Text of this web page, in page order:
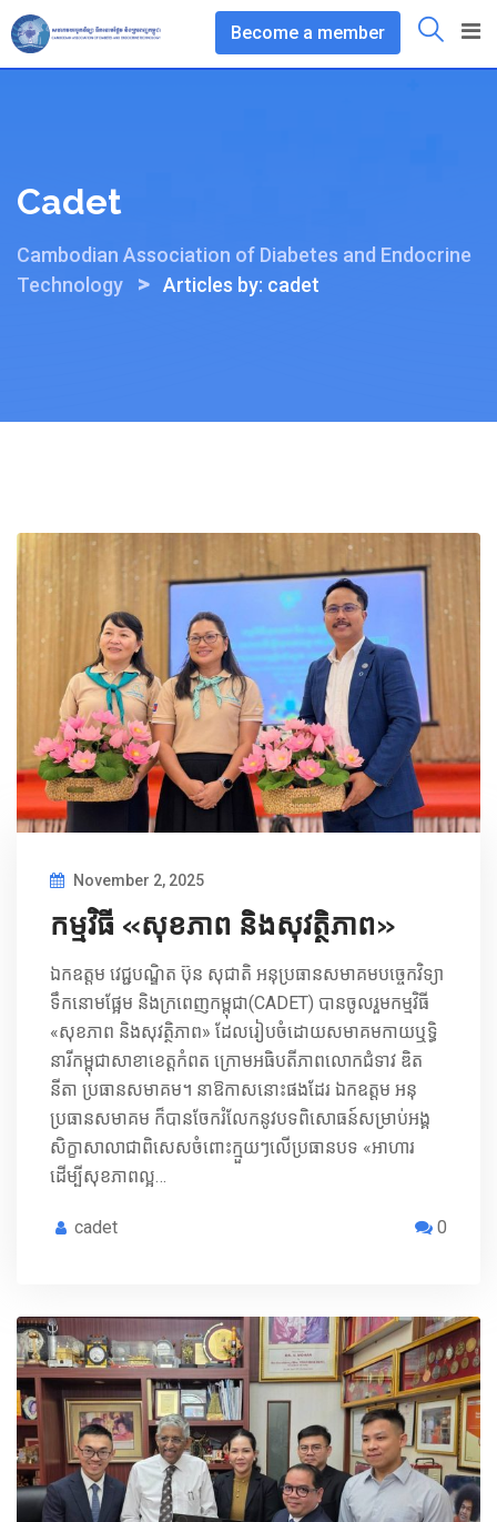
Skip
to
content
Become a member
Cadet
Cambodian Association of Diabetes and Endocrine
Technology
> Articles by: cadet
November 2, 2025
កម្មវិធី «សុខភាព និងសុវត្ថិភាព»
ឯកឧត្តម វេជ្ជបណ្ឌិត ប៊ុន សុជាតិ អនុប្រធានសមាគមបច្ចេកវិទ្យា
ទឹកនោមផ្អែម និងក្រពេញកម្ពុជា(CADET) បានចូលរួមកម្មវិធី
«សុខភាព និងសុវត្ថិភាព» ដែលរៀបចំដោយសមាគមកាយឬទ្ធិ
នារីកម្ពុជាសាខាខេត្តកំពត ក្រោមអធិបតីភាពលោកជំទាវ ឌិត
នីតា ប្រធានសមាគម។ នាឱកាសនោះផងដែរ ឯកឧត្តម អនុ
ប្រធានសមាគម ក៏បានចែករំលែកនូវបទពិសោធន៍សម្រាប់អង្គ
សិក្ខាសាលាជាពិសេសចំពោះក្មួយៗលើប្រធានបទ «អាហារ
ដើម្បីសុខភាពល្អ…
cadet 0